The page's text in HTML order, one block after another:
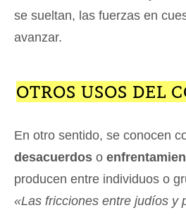
se sueltan, las fuerzas en
avanzar.
OTROS USOS DEL
En otro sentido, se conocen
desacuerdos o
producen entre individuos o
«Las fricciones entre judíos y